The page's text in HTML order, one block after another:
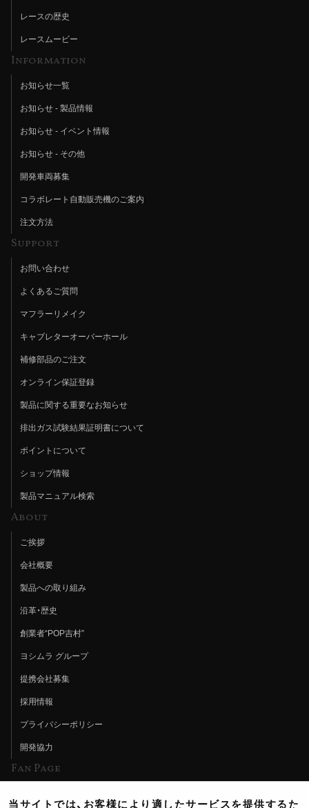
レースの歴史
レースムービー
Information
お知らせ一覧
お知らせ - 製品情報
お知らせ - イベント情報
お知らせ - その他
開発車両募集
コラボレート自動販売機のご案内
注文方法
Support
お問い合わせ
よくあるご質問
マフラーリメイク
キャブレターオーバーホール
補修部品のご注文
オンライン保証登録
製品に関する重要なお知らせ
排出ガス試験結果証明書について
ポイントについて
ショップ情報
製品マニュアル検索
About
ご挨拶
会社概要
製品への取り組み
沿革・歴史
創業者“POP吉村”
ヨシムラ グループ
提携会社募集
採用情報
プライバシーポリシー
開発協力
Fan Page
当サイトでは、お客様により適したサービスを提供するた